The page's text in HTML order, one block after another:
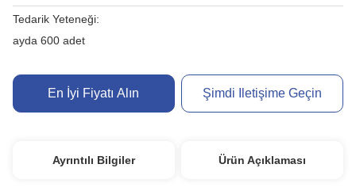
Tedarik Yeteneği:
ayda 600 adet
En İyi Fiyatı Alın Şimdi Iletişime Geçin
Ayrıntılı Bilgiler Ürün Açıklaması